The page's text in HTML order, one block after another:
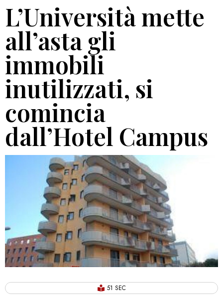
L’Università mette
all’asta gli
immobili
inutilizzati, si
comincia
dall’Hotel Campus
51 SEC